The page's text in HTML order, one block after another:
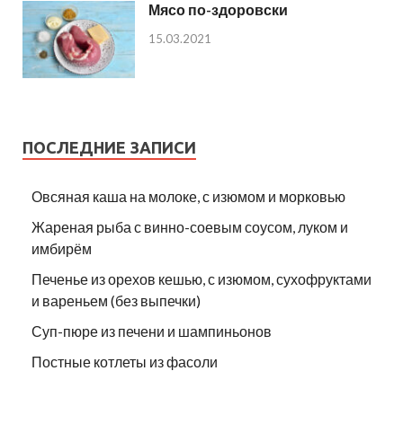
Мясо по-здоровски
15.03.2021
ПОСЛЕДНИЕ ЗАПИСИ
Овсяная каша на молоке, с изюмом и морковью
Жареная рыба с винно-соевым соусом, луком и
имбирём
Печенье из орехов кешью, с изюмом, сухофруктами
и вареньем (без выпечки)
Суп-пюре из печени и шампиньонов
Постные котлеты из фасоли